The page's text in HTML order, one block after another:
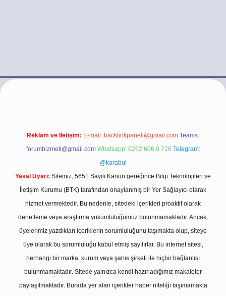
ilbet.casino/
Reklam ve İletişim: E-mail: backlinkpaneli@gmail.com Teams:
forumhizmeti@gmail.com Whatsapp: 0262 606 0 726 Telegram:
@karabul
Yasal Uyarı: Sitemiz, 5651 Sayılı Kanun gereğince Bilgi Teknolojileri ve
İletişim Kurumu (BTK) tarafından onaylanmış bir Yer Sağlayıcı olarak
hizmet vermektedir. Bu nedenle, sitedeki içerikleri proaktif olarak
denetleme veya araştırma yükümlülüğümüz bulunmamaktadır. Ancak,
üyelerimiz yazdıkları içeriklerin sorumluluğunu taşımakta olup, siteye
üye olarak bu sorumluluğu kabul etmiş sayılırlar. Bu internet sitesi,
herhangi bir marka, kurum veya şahıs şirketi ile hiçbir bağlantısı
bulunmamaktadır. Sitede yalnızca kendi hazırladığımız makaleler
paylaşılmaktadır. Burada yer alan içerikler haber niteliği taşımamakta